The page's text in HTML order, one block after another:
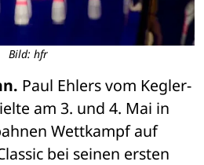
Bild: hfr
Paul Ehlers vom Kegler-
am 3. und 4. Mai in
Wettkampf auf
bei seinen ersten